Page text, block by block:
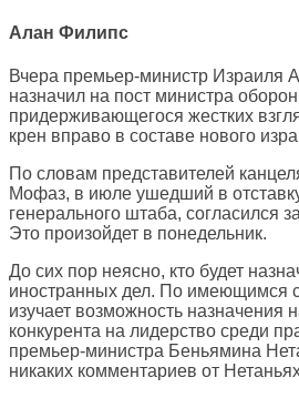
Алан Филипс
Вчера премьер-министр Израиля
назначил на пост министра
придерживающегося жестких
крен вправо в составе нового
По словам представителей
Мофаз, в июле ушедший в
генерального штаба, согласился
Это произойдет в понедельник.
До сих пор неясно, кто будет
иностранных дел. По имеющимся
изучает возможность назначения
конкурента на лидерство среди
премьер-министра Беньямина
никаких комментариев от